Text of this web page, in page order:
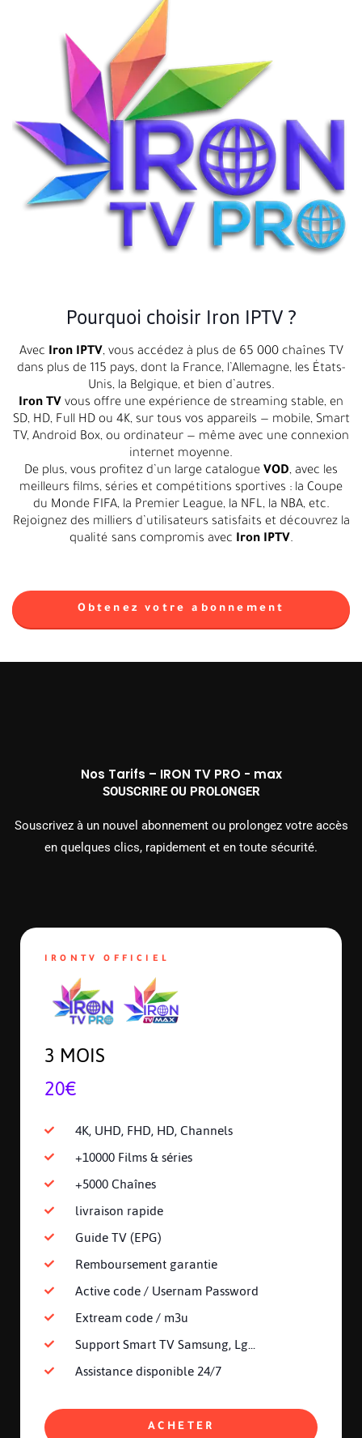
Pourquoi choisir Iron IPTV ?
Avec Iron IPTV, vous accédez à plus de 65 000 chaînes TV
dans plus de 115 pays, dont la France, l’Allemagne, les États-
Unis, la Belgique, et bien d’autres.
Iron TV vous offre une expérience de streaming stable, en
SD, HD, Full HD ou 4K, sur tous vos appareils — mobile, Smart
TV, Android Box, ou ordinateur — même avec une connexion
internet moyenne.
De plus, vous profitez d’un large catalogue VOD, avec les
meilleurs films, séries et compétitions sportives : la Coupe
du Monde FIFA, la Premier League, la NFL, la NBA, etc.
Rejoignez des milliers d’utilisateurs satisfaits et découvrez la
qualité sans compromis avec Iron IPTV.
Obtenez votre abonnement
Nos Tarifs – IRON TV PRO - max
SOUSCRIRE OU PROLONGER
Souscrivez à un nouvel abonnement ou prolongez votre accès
en quelques clics, rapidement et en toute sécurité.
IRONTV OFFICIEL
3 MOIS
20€
4K, UHD, FHD, HD, Channels
+10000 Films & séries
+5000 Chaînes
livraison rapide
Guide TV (EPG)
Remboursement garantie
Active code / Usernam Password
Extream code / m3u
Support Smart TV Samsung, Lg...
Assistance disponible 24/7
ACHETER